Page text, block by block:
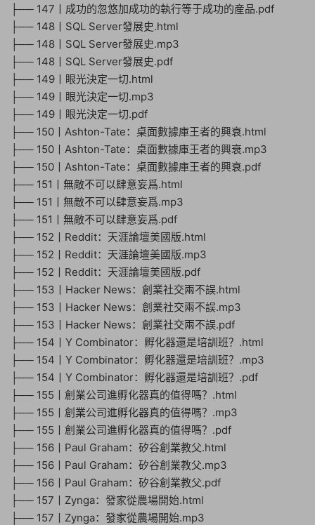
├── 147丨成功的忽悠加成功的執行等于成功的産品.pdf
├── 148丨SQL Server發展史.html
├── 148丨SQL Server發展史.mp3
├── 148丨SQL Server發展史.pdf
├── 149丨眼光決定一切.html
├── 149丨眼光決定一切.mp3
├── 149丨眼光決定一切.pdf
├── 150丨Ashton-Tate：桌面數據庫王者的興衰.html
├── 150丨Ashton-Tate：桌面數據庫王者的興衰.mp3
├── 150丨Ashton-Tate：桌面數據庫王者的興衰.pdf
├── 151丨無敵不可以肆意妄爲.html
├── 151丨無敵不可以肆意妄爲.mp3
├── 151丨無敵不可以肆意妄爲.pdf
├── 152丨Reddit：天涯論壇美國版.html
├── 152丨Reddit：天涯論壇美國版.mp3
├── 152丨Reddit：天涯論壇美國版.pdf
├── 153丨Hacker News：創業社交兩不誤.html
├── 153丨Hacker News：創業社交兩不誤.mp3
├── 153丨Hacker News：創業社交兩不誤.pdf
├── 154丨Y Combinator：孵化器還是培訓班？.html
├── 154丨Y Combinator：孵化器還是培訓班？.mp3
├── 154丨Y Combinator：孵化器還是培訓班？.pdf
├── 155丨創業公司進孵化器真的值得嗎？.html
├── 155丨創業公司進孵化器真的值得嗎？.mp3
├── 155丨創業公司進孵化器真的值得嗎？.pdf
├── 156丨Paul Graham：矽谷創業教父.html
├── 156丨Paul Graham：矽谷創業教父.mp3
├── 156丨Paul Graham：矽谷創業教父.pdf
├── 157丨Zynga：發家從農場開始.html
├── 157丨Zynga：發家從農場開始.mp3